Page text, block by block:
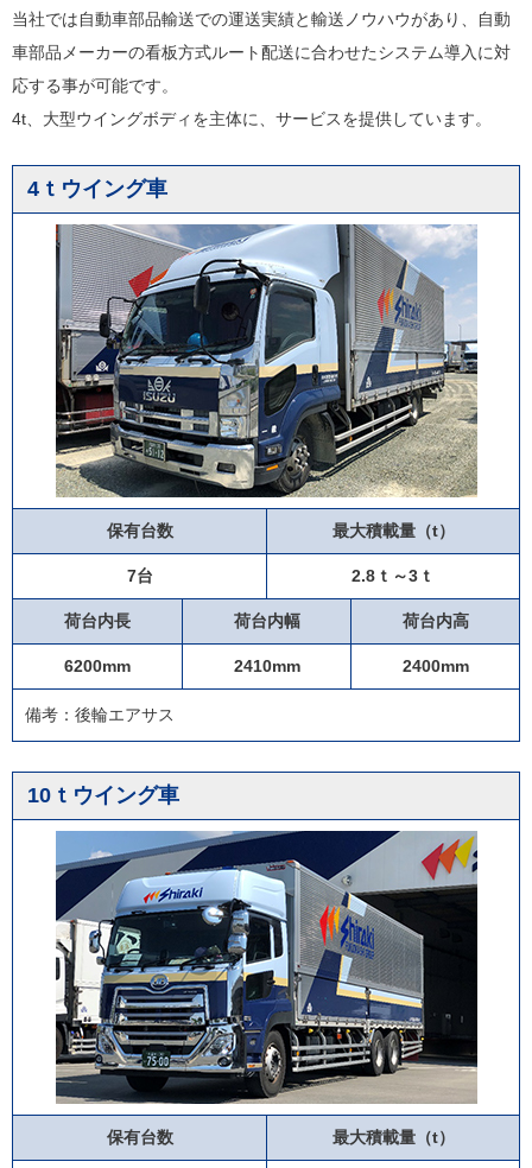
当社では自動車部品輸送での運送実績と輸送ノウハウがあり、自動
車部品メーカーの看板方式ルート配送に合わせたシステム導入に対
応する事が可能です。
4t、大型ウイングボディを主体に、サービスを提供しています。
4ｔウイング車
保有台数 最大積載量（t）
7台 2.8ｔ～3ｔ
荷台内長 荷台内幅 荷台内高
6200mm 2410mm 2400mm
備考：後輪エアサス
10ｔウイング車
保有台数 最大積載量（t）